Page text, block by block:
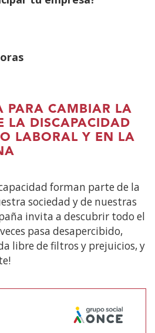
PARA CAMBIAR LA
LA DISCAPACIDAD
LABORAL Y EN LA
forman parte de la
sociedad y de nuestras
invita a descubrir todo el
pasa desapercibido,
libre de filtros y prejuicios, y